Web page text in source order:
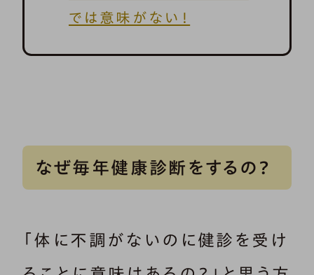
では意味がない！
なぜ毎年健康診断をするの？
「体に不調がないのに健診を受け